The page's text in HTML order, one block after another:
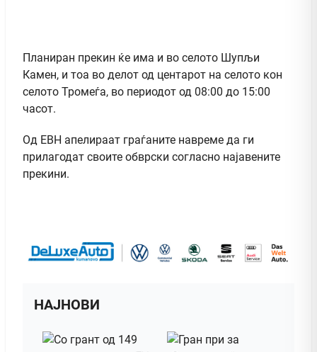
Планиран прекин ќе има и во селото Шупљи
Камен, и тоа во делот од центарот на селото кон
селото Тромеѓа, во периодот од 08:00 до 15:00
часот.
Од ЕВН апелираат граѓаните навреме да ги
прилагодат своите обврски согласно најавените
прекини.
НАЈНОВИ